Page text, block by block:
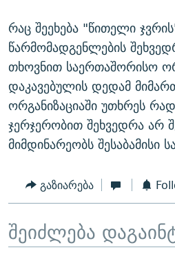
რაც შეეხება "წითელი
წარმომადგენლების
თხოვნით საერთაშორისო
დაკავებულის დედამ
ორგანიზაციაში უთხრეს
ჯერჯერობით შეხვედრა არ
მიმდინარეობს შესაბამისი
გაზიარება
შეიძლება